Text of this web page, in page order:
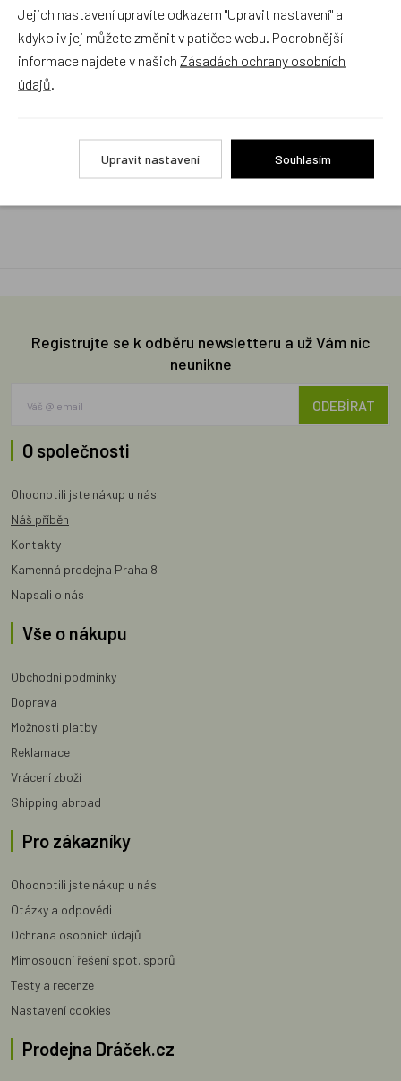
naše kvalitní zboží zákazníci téměř nereklamují.
Milujeme české výrobky
Objednávky obsahující jen skladové položky
expedujeme i v den objednávky, ostatní dle dodací
Registrujte se k odběru newsletteru a už Vám nic
neunikne
ODEBÍRAT
O společnosti
Ohodnotili jste nákup u nás
Náš příběh
Kontakty
Kamenná prodejna Praha 8
Napsali o nás
Vše o nákupu
Obchodní podmínky
Doprava
Možnosti platby
Reklamace
Vrácení zboží
Shipping abroad
Pro zákazníky
Ohodnotili jste nákup u nás
Otázky a odpovědi
Ochrana osobních údajů
Mimosoudní řešení spot. sporů
Testy a recenze
Nastavení cookies
Prodejna Dráček.cz
Jejich nastavení upravíte odkazem "Upravit nastavení" a
kdykoliv jej můžete změnit v patičce webu. Podrobnější
informace najdete v našich Zásadách ochrany osobních
údajů
Upravit nastavení Souhlasím